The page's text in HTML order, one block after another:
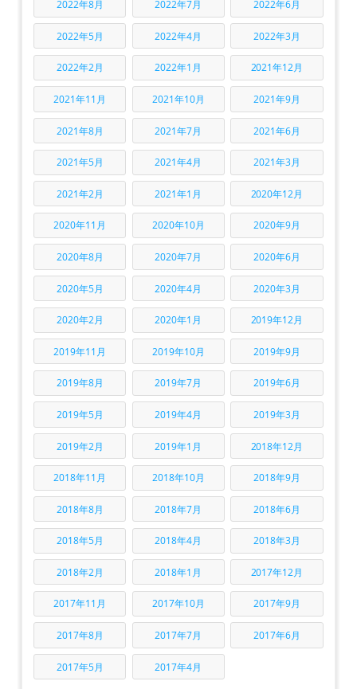
2022年8月 2022年7月 2022年6月
2022年5月 2022年4月 2022年3月
2022年2月 2022年1月 2021年12月
2021年11月 2021年10月 2021年9月
2021年8月 2021年7月 2021年6月
2021年5月 2021年4月 2021年3月
2021年2月 2021年1月 2020年12月
2020年11月 2020年10月 2020年9月
2020年8月 2020年7月 2020年6月
2020年5月 2020年4月 2020年3月
2020年2月 2020年1月 2019年12月
2019年11月 2019年10月 2019年9月
2019年8月 2019年7月 2019年6月
2019年5月 2019年4月 2019年3月
2019年2月 2019年1月 2018年12月
2018年11月 2018年10月 2018年9月
2018年8月 2018年7月 2018年6月
2018年5月 2018年4月 2018年3月
2018年2月 2018年1月 2017年12月
2017年11月 2017年10月 2017年9月
2017年8月 2017年7月 2017年6月
2017年5月 2017年4月